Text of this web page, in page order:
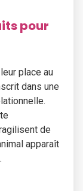
pour
place au
dans une
de
apparaît